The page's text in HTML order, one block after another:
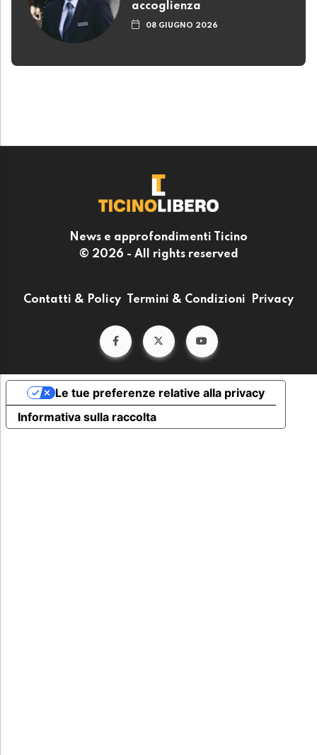
accoglienza
08 GIUGNO 2026
News e approfondimenti Ticino
© 2026 - All rights reserved
Contatti & Policy Termini & Condizioni Privacy
Informativa sulla raccolta
Le tue preferenze relative alla privacy